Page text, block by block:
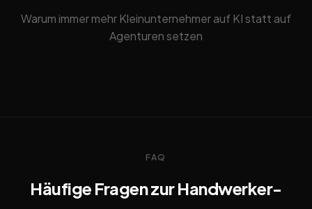
Warum immer mehr Kleinunternehmer auf KI statt auf
Agenturen setzen
FAQ
Häufige Fragen zur Handwerker-